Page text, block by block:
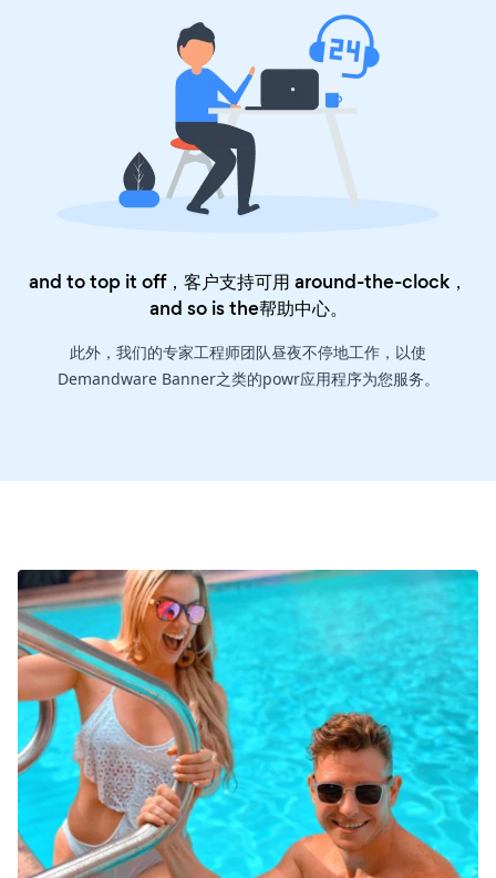
and to top it off，客户支持可用 around-the-clock，
and so is the帮助中心。
此外，我们的专家工程师团队昼夜不停地工作，以使
Demandware Banner之类的powr应用程序为您服务。